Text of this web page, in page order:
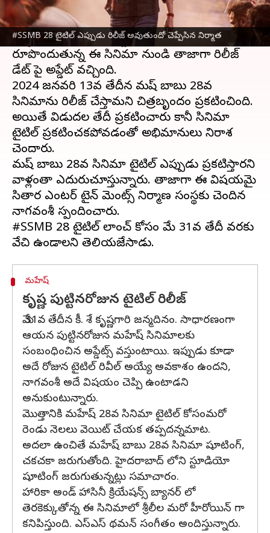
#SSMB 28 టైటిల్ ఎప్పుడు రిలీజ్ అవుతుందో చెప్పేసిన నిర్మాత
మహేష్ బాబు 28వ సినిమా
గురించి అభిమానులు
ఎంతగానో ఎదురుచూస్తున్నారు. త్రివిక్రమ్
దర్శకత్వంలో పూజా హెగ్డే హీరోయిన్ గా
రూపొందుతున్న ఈ సినిమా నుండి తాజాగా రిలీజ్
డేట్ పై అప్డేట్ వచ్చింది.
2024 జనవరి 13వ తేదీన మహేష్ బాబు 28వ
సినిమాను రిలీజ్ చేస్తామని చిత్రబృందం ప్రకటించింది.
అయితే విడుదల తేదీ ప్రకటించారు కానీ సినిమా
టైటిల్ ప్రకటించకపోవడంతో అభిమానులు నిరాశ
చెందారు.
మహేష్ బాబు 28వ సినిమా టైటిల్ ఎప్పుడు ప్రకటిస్తారని
వాళ్లంతా ఎదురుచూస్తున్నారు. తాజాగా ఈ విషయమై
సితార ఎంటర్ టైన్ మెంట్స్ నిర్మాణ సంస్థకు చెందిన
నాగవంశీ స్పందించారు.
#SSMB 28 టైటిల్ లాంచ్ కోసం మే 31వ తేదీ వరకు
మహేష్
కృష్ణ పుట్టినరోజున టైటిల్ రిలీజ్
మే 31వ తేదీన కీ. శే కృష్ణగారి జన్మదినం. సాధారణంగా
ఆయన పుట్టినరోజున మహేష్ సినిమాలకు
సంబంధించిన అప్డేట్స్ వస్తుంటాయి. ఇప్పుడు కూడా
అదే రోజున టైటిల్ రివీల్ అయ్యే అవకాశం ఉందని,
నాగవంశీ అదే విషయం చెప్పి ఉంటాడని
అనుకుంటున్నారు.
మొత్తానికి మహేష్ 28వ సినిమా టైటిల్ కోసంమరో
రెండు నెలలు వెయిట్ చేయక తప్పదన్నమాట.
అదలా ఉంచితే మహేష్ బాబు 28వ సినిమా షూటింగ్,
చకచకా జరుగుతోంది. హైదరాబాద్ లోని స్టూడియో
షూటింగ్ జరుగుతున్నట్లు సమాచారం.
హారికా అండ్ హాసినీ క్రియేషన్స్ బ్యానర్ లో
తెరకెక్కుతోన్న ఈ సినిమాలో శ్రీలీల మరో హీరోయిన్ గా
కనిపిస్తుంది. ఎస్ఎస్ థమన్ సంగీతం అందిస్తున్నారు.